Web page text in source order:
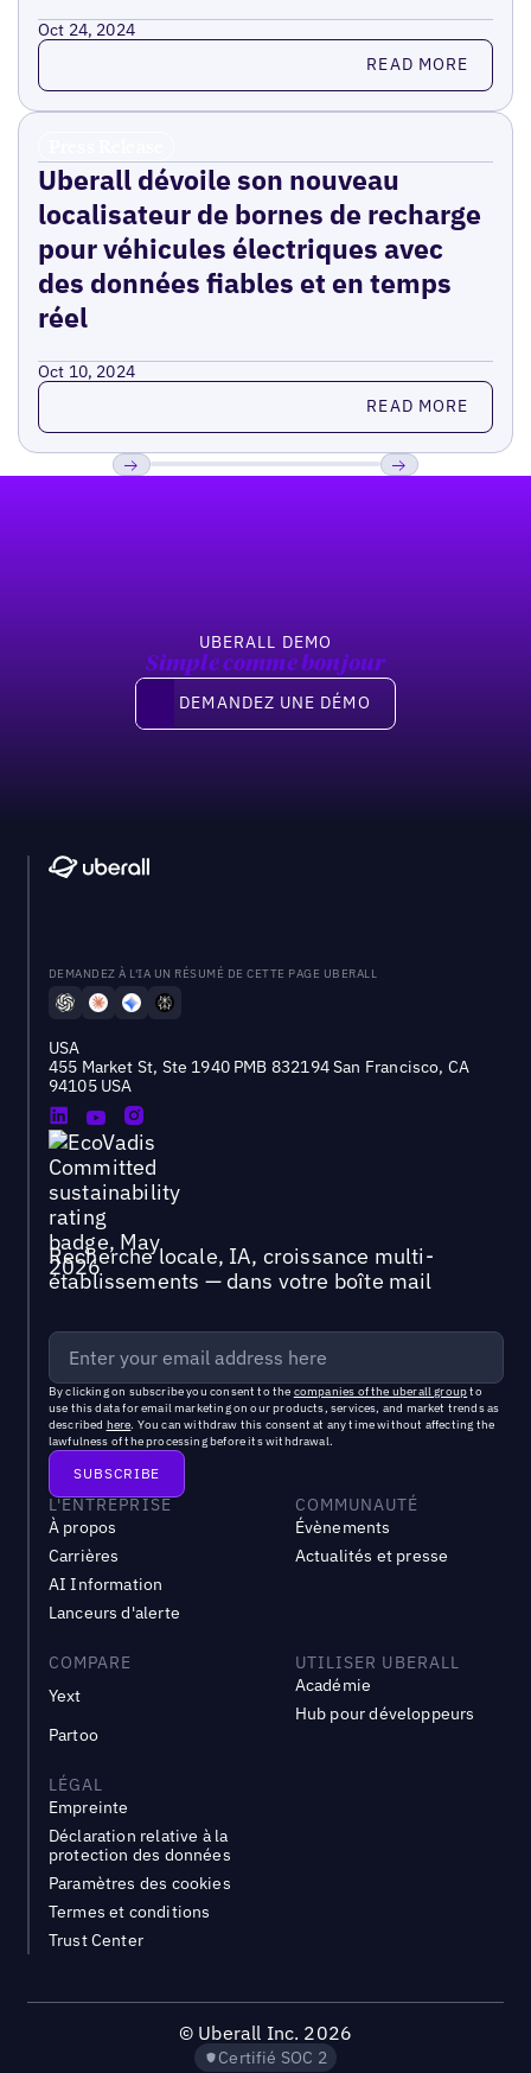
Oct 24, 2024
Read more READ MORE
Uberall dévoile son nouveau
localisateur de bornes de recharge
pour véhicules électriques avec
des données fiables et en temps
réel
Oct 10, 2024
Read more READ MORE
UBERALL DEMO
Simple comme bonjour
Demandez une démo
DEMANDEZ UNE DÉMO
DEMANDEZ À L'IA UN RÉSUMÉ DE CETTE PAGE UBERALL
USA
455 Market St, Ste 1940 PMB 832194 San Francisco, CA
94105 USA
Recherche locale, IA, croissance multi-
établissements — dans votre boîte mail
By clicking on subscribe you consent to the companies of the uberall groupto
use this data for email marketing on our products, services, and market trends as
described here. You can withdraw this consent at any time without affecting the
lawfulness of the processing before its withdrawal.
L'ENTREPRISE
À propos
Carrières
AI Information
Lanceurs d'alerte
COMMUNAUTÉ
Évènements
Actualités et presse
COMPARE
Yext
Partoo
UTILISER UBERALL
Académie
Hub pour développeurs
LÉGAL
Empreinte
Déclaration relative à la
protection des données
Paramètres des cookies
Termes et conditions
Trust Center
© Uberall Inc. 2026
Certifié SOC 2